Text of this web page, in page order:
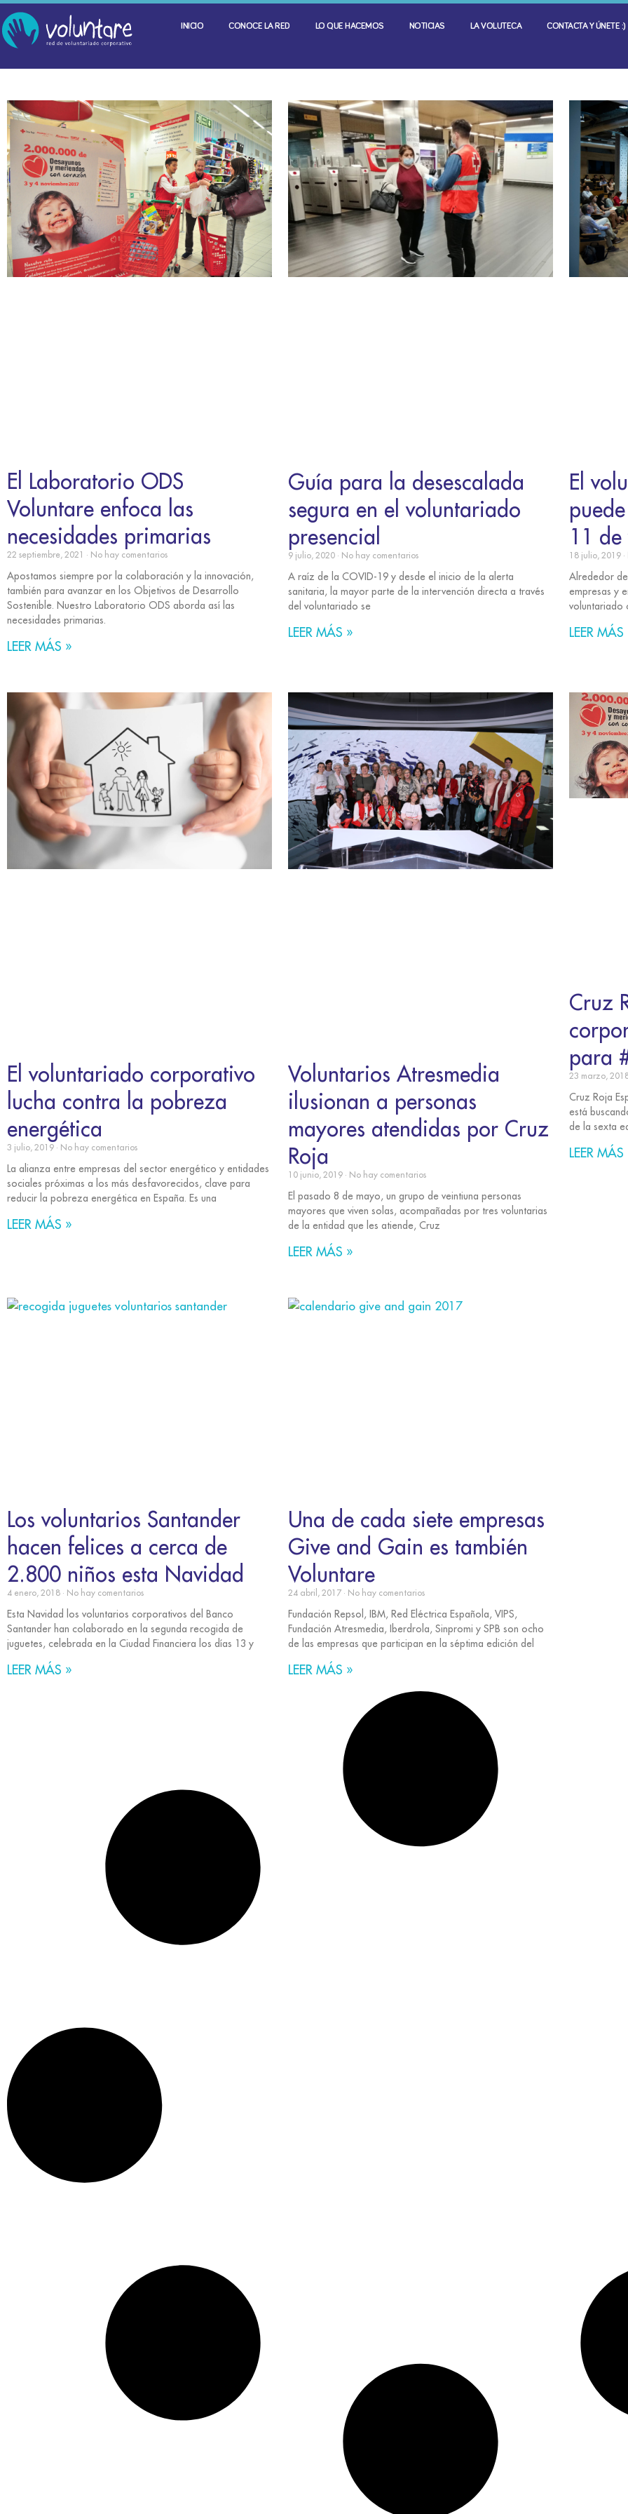
INICIO CONOCE LA RED LO QUE HACEMOS NOTICIAS LA VOLUTECA CONTACTA Y ÚNETE :)
El Laboratorio ODS
Voluntare enfoca las
necesidades primarias
22 septiembre, 2021 No hay comentarios
Apostamos siempre por la colaboración y la innovación,
también para avanzar en los Objetivos de Desarrollo
Sostenible. Nuestro Laboratorio ODS aborda así las
necesidades primarias.
LEER MÁS »
Guía para la desescalada
segura en el voluntariado
presencial
9 julio, 2020 No hay comentarios
A raíz de la COVID-19 y desde el inicio de la alerta
sanitaria, la mayor parte de la intervención directa a través
del voluntariado se
LEER MÁS »
El
11
18 julio, 2019
Alrededor
empresas y
voluntariado
LEER MÁS
El voluntariado corporativo
lucha contra la pobreza
energética
3 julio, 2019 No hay comentarios
La alianza entre empresas del sector energético y entidades
sociales próximas a los más desfavorecidos, clave para
reducir la pobreza energética en España. Es una
LEER MÁS »
Voluntarios Atresmedia
ilusionan a personas
mayores atendidas por Cruz
Roja
10 junio, 2019 No hay comentarios
El pasado 8 de mayo, un grupo de veintiuna personas
mayores que viven solas, acompañadas por tres voluntarias
de la entidad que les atiende, Cruz
LEER MÁS »
Cruz
para
23 marzo,
Cruz Roja
está
de la sexta
LEER MÁS
Los voluntarios Santander
hacen felices a cerca de
2.800 niños esta Navidad
4 enero, 2018 No hay comentarios
Esta Navidad los voluntarios corporativos del Banco
Santander han colaborado en la segunda recogida de
juguetes, celebrada en la Ciudad Financiera los días 13 y
LEER MÁS »
Una de cada siete empresas
Give and Gain es también
Voluntare
24 abril, 2017 No hay comentarios
Fundación Repsol, IBM, Red Eléctrica Española, VIPS,
Fundación Atresmedia, Iberdrola, Sinpromi y SPB son ocho
de las empresas que participan en la séptima edición del
LEER MÁS »